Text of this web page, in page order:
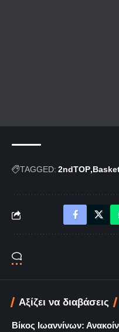
TAGGED: 2ndTOP
Αξίζει να διαβάσεις
Βίκος Ιωαννίνων: